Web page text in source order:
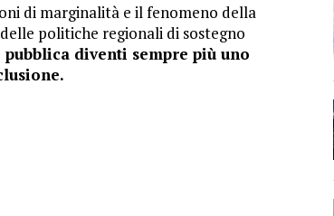
di marginalità e il fenomeno della
politiche regionali di sostegno
diventi sempre più uno